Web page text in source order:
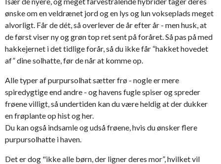
ønske om en veldrænet jord og en lys og lun vokseplads meget
alvorligt. Får de dét, så overlever de år efter år - men husk, at
de først viser ny og grøn top ret sent på foråret. Så pas på med
hakkejernet i det tidlige forår, så du ikke får “hakket hovedet
af” dine solhatte, før de når at komme op.
Alle typer af purpursolhat sætter frø - nogle er mere
spiredygtige end andre - og havens fugle spiser og spreder
frøene villigt, så undertiden kan du være heldig at der dukker
en frøplante op hist og her.
Du kan også indsamle og udså frøene, hvis du ønsker flere
purpursolhatte i haven.
Det er dog "ikke alle børn, der ligner deres mor”, hvilket vil